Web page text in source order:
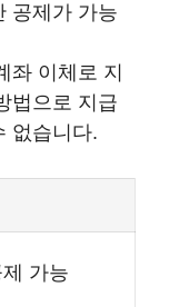
공제가 가능
좌 이체로 지
법으로 지급
없습니다.
가능